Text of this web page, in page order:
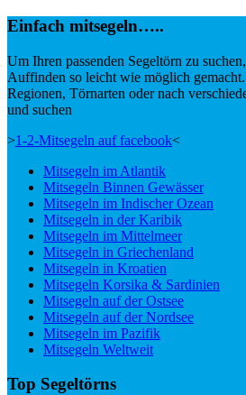
Einfach mitsegeln…..
Um Ihren passenden Segeltörn zu
Auffinden so leicht wie möglich
Regionen, Törnarten oder nach
und suchen
>1-2-Mitsegeln auf facebook<
Mitsegeln im Atlantik
Mitsegeln Binnen Gewässer
Mitsegeln im Indischer Ozean
Mitsegeln in der Karibik
Mitsegeln im Mittelmeer
Mitsegeln in Griechenland
Mitsegeln in Kroatien
Mitsegeln Korsika & Sardinien
Mitsegeln auf der Ostsee
Mitsegeln auf der Nordsee
Mitsegeln im Pazifik
Mitsegeln Weltweit
Top Segeltörns